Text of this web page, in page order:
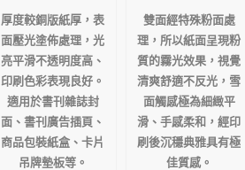
厚度較銅版紙厚，表
面壓光塗佈處理，光
亮平滑不透明度高、
印刷色彩表現良好。
適用於書刊雜誌封
面、書刊廣告插頁、
商品包裝紙盒、卡片
吊牌墊板等。
雙面經特殊粉面處
理，所以紙面呈現粉
質的霧光效果，視覺
清爽舒適不反光，雪
面觸感極為細緻平
滑、手感柔和，經印
刷後沉穩典雅具有極
佳質感。